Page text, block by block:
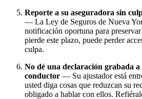
Reporte a su aseguradora sin
— La Ley de Seguros de Nueva
notificación oportuna para
pierde este plazo, puede perder
culpa.
No dé una declaración grabada
conductor — Su ajustador está
usted diga cosas que reduzcan su
obligado a hablar con ellos.